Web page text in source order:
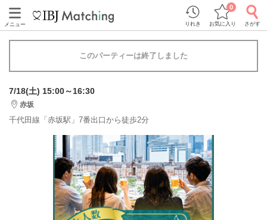
メニュー りれき お気に入り
0
さがす
このパーティーは終了しました
7/18(土) 15:00～16:30
赤坂
千代田線「赤坂駅」7番出口から徒歩2分